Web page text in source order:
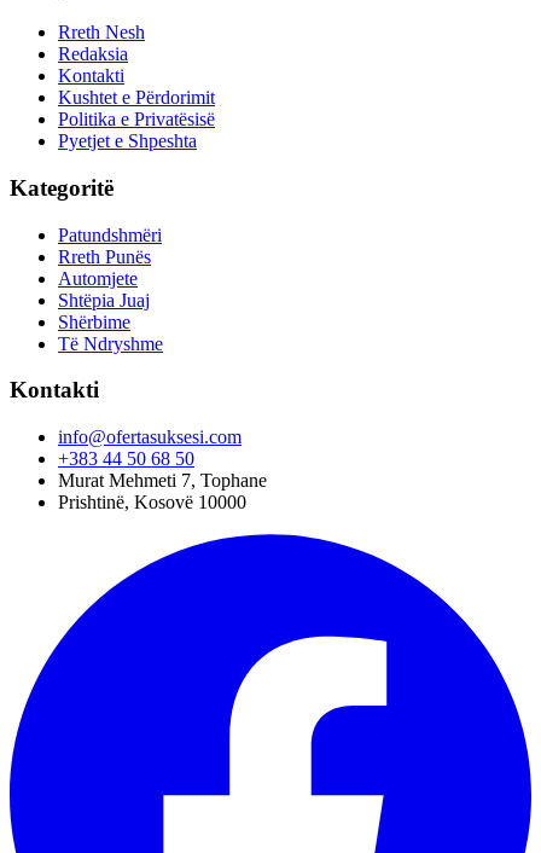
Rreth Nesh
Redaksia
Kontakti
Kushtet e Përdorimit
Politika e Privatësisë
Pyetjet e Shpeshta
Kategoritë
Patundshmëri
Rreth Punës
Automjete
Shtëpia Juaj
Shërbime
Të Ndryshme
Kontakti
info@ofertasuksesi.com
+383 44 50 68 50
Murat Mehmeti 7, Tophane
Prishtinë, Kosovë 10000